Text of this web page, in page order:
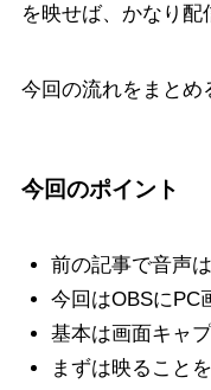
を映せば、かなり配
今回の流れをまとめ
今回のポイント
前の記事で音声
今回はOBSにPC
基本は画面キャ
まずは映ること